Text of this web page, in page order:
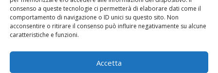
consenso a queste tecnologie ci permetterà di elaborare dati come il
comportamento di navigazione o ID unici su questo sito. Non
acconsentire o ritirare il consenso può influire negativamente su alcune
caratteristiche e funzioni.
Accetta
suicidio. – 2/10/2018
2 Ottobre 2018 "Tg Frosinone", h24,news,Notizie
notizie della provincia di Frosinone